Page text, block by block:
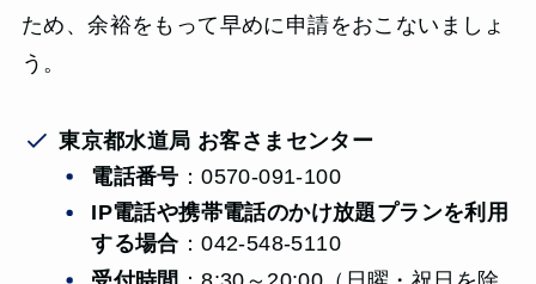
ため、余裕をもって早めに申請をおこないましょ
う。
東京都水道局 お客さまセンター
電話番号 ：0570-091-100
IP電話や携帯電話のかけ放題プランを利用
する場合 ：042-548-5110